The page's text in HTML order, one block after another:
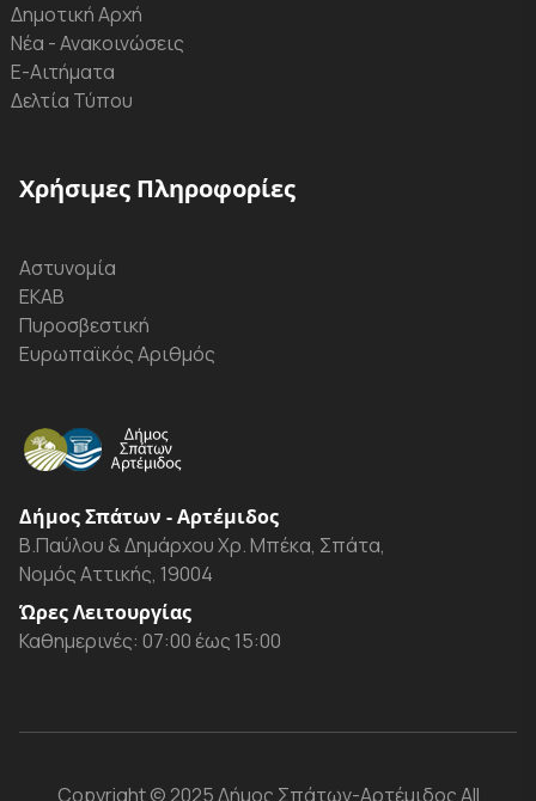
Δημοτική Αρχή
Νέα - Ανακοινώσεις
Ε-Αιτήματα
Δελτία Τύπου
Χρήσιμες Πληροφορίες
Αστυνομία
ΕΚΑΒ
Πυροσβεστική
Ευρωπαϊκός Αριθμός
Δήμος Σπάτων - Αρτέμιδος
Β.Παύλου & Δημάρχου Χρ. Μπέκα, Σπάτα,
Νομός Αττικής, 19004
Ώρες Λειτουργίας
Καθημερινές: 07:00 έως 15:00
Copyright© 2025 Δήμος Σπάτων-ΑρτέμιδοςAll